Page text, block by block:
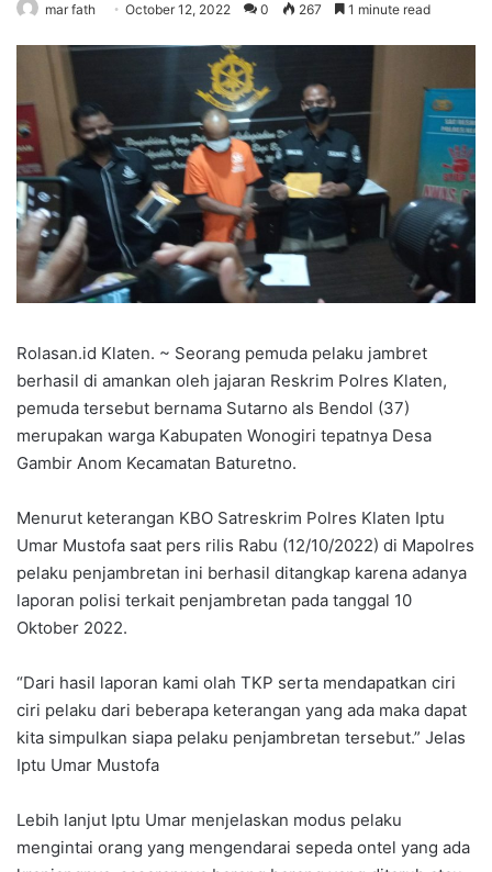
mar fath October 12, 2022 0 267 1 minute read
Rolasan.id Klaten. ~ Seorang pemuda pelaku jambret
berhasil di amankan oleh jajaran Reskrim Polres Klaten,
pemuda tersebut bernama Sutarno als Bendol (37)
merupakan warga Kabupaten Wonogiri tepatnya Desa
Gambir Anom Kecamatan Baturetno.
Menurut keterangan KBO Satreskrim Polres Klaten Iptu
Umar Mustofa saat pers rilis Rabu (12/10/2022) di Mapolres
pelaku penjambretan ini berhasil ditangkap karena adanya
laporan polisi terkait penjambretan pada tanggal 10
Oktober 2022.
“Dari hasil laporan kami olah TKP serta mendapatkan ciri
ciri pelaku dari beberapa keterangan yang ada maka dapat
kita simpulkan siapa pelaku penjambretan tersebut.” Jelas
Iptu Umar Mustofa
Lebih lanjut Iptu Umar menjelaskan modus pelaku
mengintai orang yang mengendarai sepeda ontel yang ada